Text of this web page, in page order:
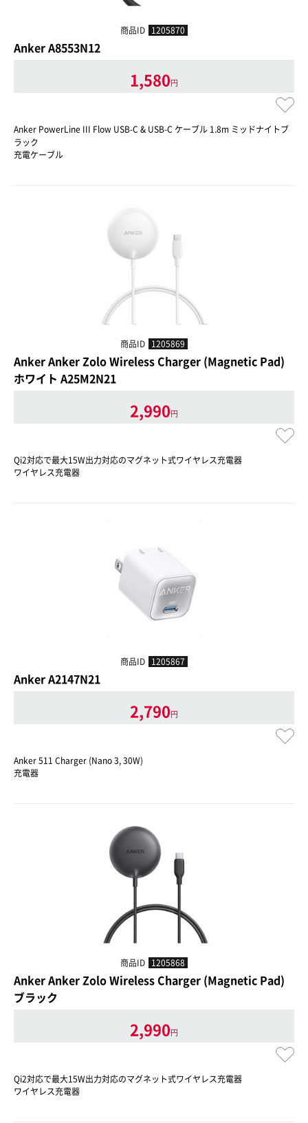
商品ID 1205870
Anker A8553N12
1,580円
Anker PowerLine III Flow USB-C & USB-C ケーブル 1.8m ミッドナイトブ
ラック
充電ケーブル
商品ID 1205869
Anker Anker Zolo Wireless Charger (Magnetic Pad)
ホワイト A25M2N21
2,990円
Qi2対応で最大15W出力対応のマグネット式ワイヤレス充電器
ワイヤレス充電器
商品ID 1205867
Anker A2147N21
2,790円
Anker 511 Charger (Nano 3, 30W)
充電器
商品ID 1205868
Anker Anker Zolo Wireless Charger (Magnetic Pad)
ブラック
2,990円
Qi2対応で最大15W出力対応のマグネット式ワイヤレス充電器
ワイヤレス充電器